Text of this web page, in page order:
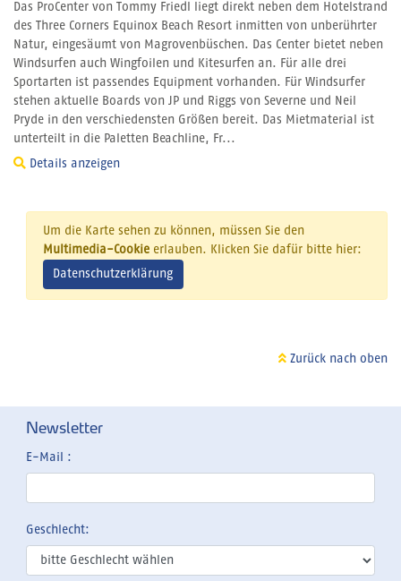
Das ProCenter von Tommy Friedl liegt direkt neben dem Hotelstrand
des Three Corners Equinox Beach Resort inmitten von unberührter
Natur, eingesäumt von Magrovenbüschen. Das Center bietet neben
Windsurfen auch Wingfoilen und Kitesurfen an. Für alle drei
Sportarten ist passendes Equipment vorhanden. Für Windsurfer
stehen aktuelle Boards von JP und Riggs von Severne und Neil
Pryde in den verschiedensten Größen bereit. Das Mietmaterial ist
unterteilt in die Paletten Beachline, Fr...
Details anzeigen
Um die Karte sehen zu können, müssen Sie den
Multimedia-Cookieerlauben. Klicken Sie dafür bitte hier:
Datenschutzerklärung
Zurück nach oben
Newsletter
E-Mail :
Geschlecht: